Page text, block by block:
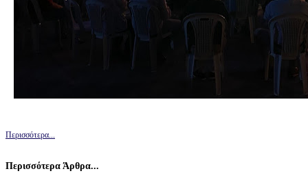
Περισσότερα...
Περισσότερα Άρθρα...